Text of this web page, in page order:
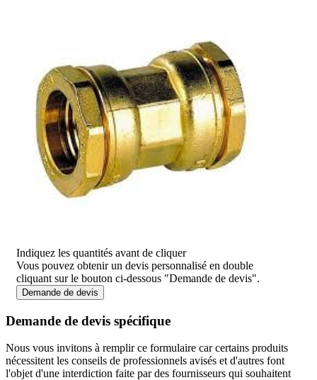
Indiquez les quantités avant de cliquer
Vous pouvez obtenir un devis personnalisé en double
cliquant sur le bouton ci-dessous "Demande de devis".
Demande de devis
Demande de devis spécifique
Nous vous invitons à remplir ce formulaire car certains produits
nécessitent les conseils de professionnels avisés et d'autres font
l'objet d'une interdiction faite par des fournisseurs qui souhaitent